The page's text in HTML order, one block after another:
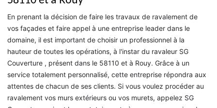
En prenant la décision de faire les travaux de ravalement de
vos façades et faire appel à une entreprise leader dans le
domaine, il est important de choisir un professionnel à la
hauteur de toutes les opérations, à l'instar du ravaleur SG
Couverture , présent dans le 58110 et à Rouy. Grâce à un
service totalement personnalisé, cette entreprise répondra aux
attentes de chacun de ses clients. Si vous voulez procéder au
ravalement vos murs extérieurs ou vos murets, appelez SG